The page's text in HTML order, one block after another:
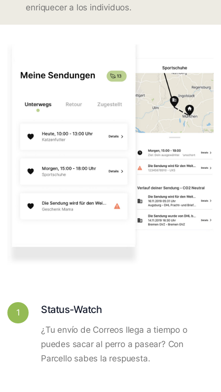
enriquecer a los individuos.
1 Status-Watch
¿Tu envío de Correos llega a tiempo o
puedes sacar al perro a pasear? Con
Parcello sabes la respuesta.